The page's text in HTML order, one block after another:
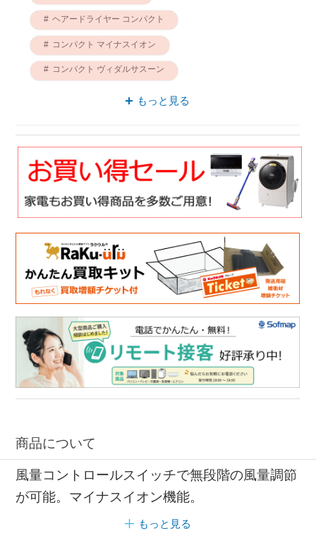
ヘアードライヤー コンパクト
コンパクト マイナスイオン
コンパクト ヴィダルサスーン
ヘアードライヤー ヴィダルサスーン
ヘアードライヤー 折りたたみ
折りたたみ マイナスイオン
折りたたみ ヴィダルサスーン
もっと見る
商品について
風量コントロールスイッチで無段階の風量調節
が可能。マイナスイオン機能。
もっと見る